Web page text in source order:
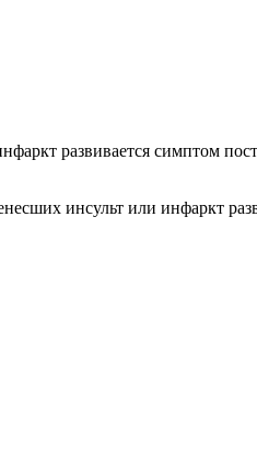
развивается симптом
инсульт или инфаркт